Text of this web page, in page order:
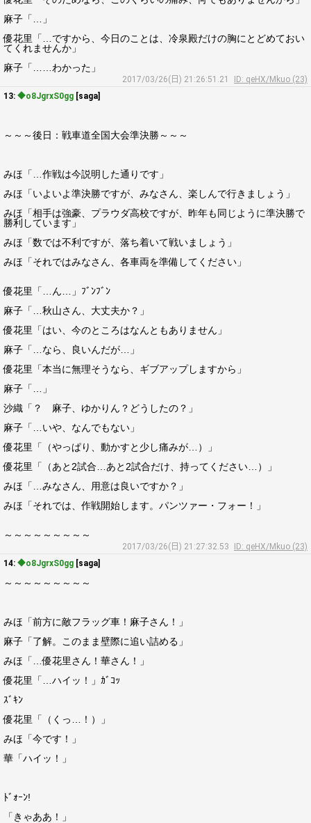
麻子「…」
優花里「…ですから、今日のことは、冷泉殿だけの胸にとどめておい
てくれませんか」
麻子「……わかった」
2017/03/26(日) 21:26:51.21
ID: qeHX/Mkuo (23)
13: ◆o8JgrxS0gg [saga]
～～～後日：戦車道全国大会準決勝～～～
みほ「…作戦は今説明した通りです」
みほ「いよいよ準決勝ですが、みなさん、楽しんで行きましょう」
みほ「相手は強豪、プラウダ高校ですが、昨年も同じように準決勝で
勝利しています」
みほ「数では不利ですが、落ち着いて戦いましょう」
みほ「それではみなさん、各車両を準備してください」
優花里「…ん…」ﾌﾞﾝﾌﾞﾝ
麻子「…秋山さん、大丈夫か？」
優花里「はい、今のところはなんともありません」
麻子「…なら、良いんだが…」
優花里「本当に無理そうなら、ギブアップしますから」
麻子「…」
沙織「？ 麻子、ゆかりん？どうしたの？」
麻子「…いや、なんでもない」
優花里「（やっぱり、動かすと少し痛みが…）」
優花里「（あと2試合…あと2試合だけ、持ってください…）」
みほ「…みなさん、用意は良いですか？」
みほ「それでは、作戦開始します。パンツァー・フォー！」
～～～～～～～～～
2017/03/26(日) 21:27:32.53
ID: qeHX/Mkuo (23)
14: ◆o8JgrxS0gg [saga]
～～～～～～～～～
みほ「前方に敵フラッグ車！麻子さん！」
麻子「了解。このまま壁際に追い詰める」
みほ「…優花里さん！華さん！」
優花里「…ハイッ！」ｶﾞｺｯ
ｽﾞｷﾝ
優花里「（くっ…！）」
みほ「今です！」
華「ハイッ！」
ﾄﾞｫｰﾝ!
「きゃああ！」